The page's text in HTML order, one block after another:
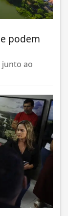
podem
junto ao